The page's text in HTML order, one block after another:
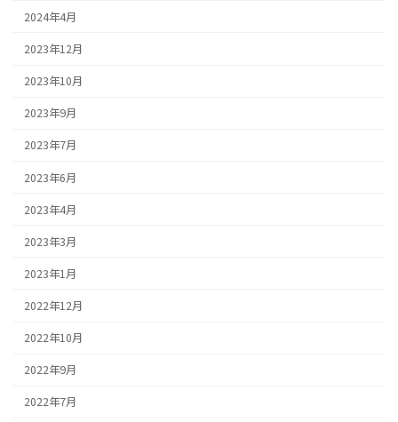
2024年4月
2023年12月
2023年10月
2023年9月
2023年7月
2023年6月
2023年4月
2023年3月
2023年1月
2022年12月
2022年10月
2022年9月
2022年7月